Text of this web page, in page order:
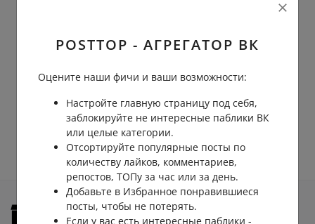
POSTTOP - АГРЕГАТОР ВК
Оцените наши фичи и ваши возможности:
Настройте главную страницу под себя,
заблокируйте не интересные паблики ВК
или целые категории.
Отсортируйте популярные посты по
количеству лайков, комментариев,
репостов, ТОПу за час или за день.
Добавьте в Избранное понравившиеся
посты, чтобы не потерять.
Если у вас есть интересные паблики -